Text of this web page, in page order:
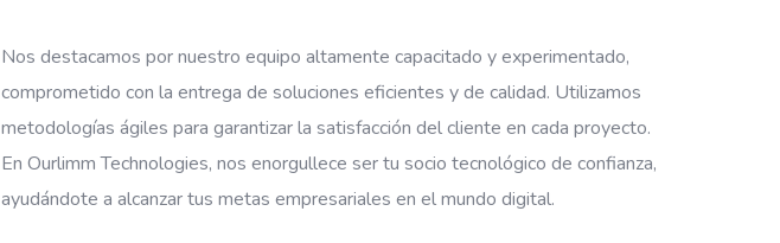
Nos destacamos por nuestro equipo altamente capacitado y experimentado,
comprometido con la entrega de soluciones eficientes y de calidad. Utilizamos
metodologías ágiles para garantizar la satisfacción del cliente en cada proyecto.
En Ourlimm Technologies, nos enorgullece ser tu socio tecnológico de confianza,
ayudándote a alcanzar tus metas empresariales en el mundo digital.